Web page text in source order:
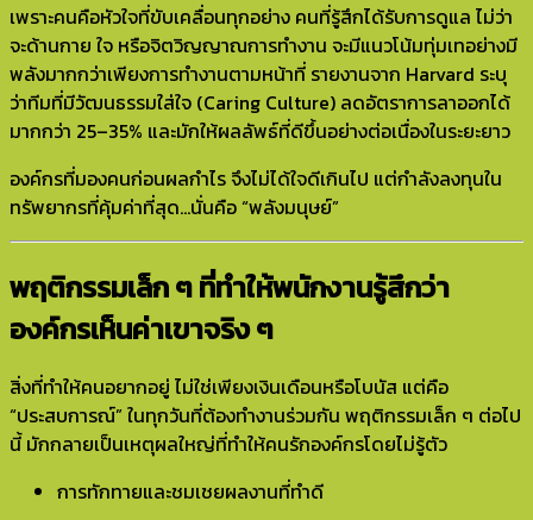
เพราะคนคือหัวใจที่ขับเคลื่อนทุกอย่าง คนที่รู้สึกได้รับการดูแล ไม่ว่า
จะด้านกาย ใจ หรือจิตวิญญาณการทำงาน จะมีแนวโน้มทุ่มเทอย่างมี
พลังมากกว่าเพียงการทำงานตามหน้าที่ รายงานจาก Harvard ระบุ
ว่าทีมที่มีวัฒนธรรมใส่ใจ (Caring Culture) ลดอัตราการลาออกได้
มากกว่า 25–35% และมักให้ผลลัพธ์ที่ดีขึ้นอย่างต่อเนื่องในระยะยาว
องค์กรที่มองคนก่อนผลกำไร จึงไม่ได้ใจดีเกินไป แต่กำลังลงทุนใน
ทรัพยากรที่คุ้มค่าที่สุด…นั่นคือ “พลังมนุษย์”
พฤติกรรมเล็ก ๆ ที่ทำให้พนักงานรู้สึกว่า
องค์กรเห็นค่าเขาจริง ๆ
สิ่งที่ทำให้คนอยากอยู่ ไม่ใช่เพียงเงินเดือนหรือโบนัส แต่คือ
“ประสบการณ์” ในทุกวันที่ต้องทำงานร่วมกัน พฤติกรรมเล็ก ๆ ต่อไป
นี้ มักกลายเป็นเหตุผลใหญ่ที่ทำให้คนรักองค์กรโดยไม่รู้ตัว
การทักทายและชมเชยผลงานที่ทำดี